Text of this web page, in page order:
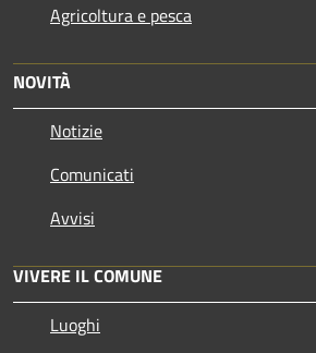
Agricoltura e pesca
NOVITÀ
Notizie
Comunicati
Avvisi
VIVERE IL COMUNE
Luoghi